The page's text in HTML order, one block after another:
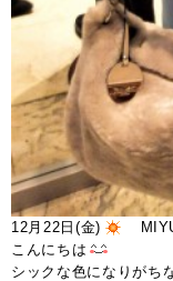
12月22日(金)
こんにちは
シックな色になりがち